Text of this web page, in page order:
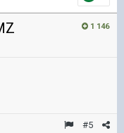
1 146
#5